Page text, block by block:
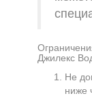
Джилекс
Не
ниже